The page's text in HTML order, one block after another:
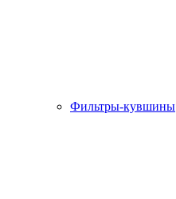
Фильтры-кувшины